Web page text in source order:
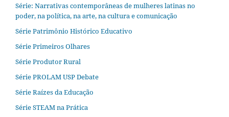
Série: Narrativas contemporâneas de mulheres latinas no
poder, na política, na arte, na cultura e comunicação
Série Patrimônio Histórico Educativo
Série Primeiros Olhares
Série Produtor Rural
Série PROLAM USP Debate
Série Raízes da Educação
Série STEAM na Prática